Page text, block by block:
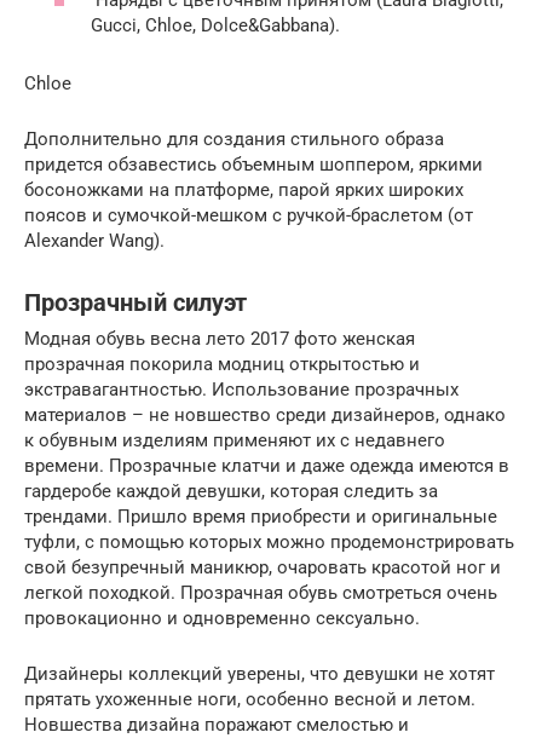
Gucci, Chloe, Dolce&Gabbana).
Chloe
Дополнительно для создания стильного образа
придется обзавестись объемным шоппером, яркими
босоножками на платформе, парой ярких широких
поясов и сумочкой-мешком с ручкой-браслетом (от
Alexander Wang).
Прозрачный силуэт
Модная обувь весна лето 2017 фото женская
прозрачная покорила модниц открытостью и
экстравагантностью. Использование прозрачных
материалов – не новшество среди дизайнеров, однако
к обувным изделиям применяют их с недавнего
времени. Прозрачные клатчи и даже одежда имеются в
гардеробе каждой девушки, которая следить за
трендами. Пришло время приобрести и оригинальные
туфли, с помощью которых можно продемонстрировать
свой безупречный маникюр, очаровать красотой ног и
легкой походкой. Прозрачная обувь смотреться очень
провокационно и одновременно сексуально.
Дизайнеры коллекций уверены, что девушки не хотят
прятать ухоженные ноги, особенно весной и летом.
Новшества дизайна поражают смелостью и